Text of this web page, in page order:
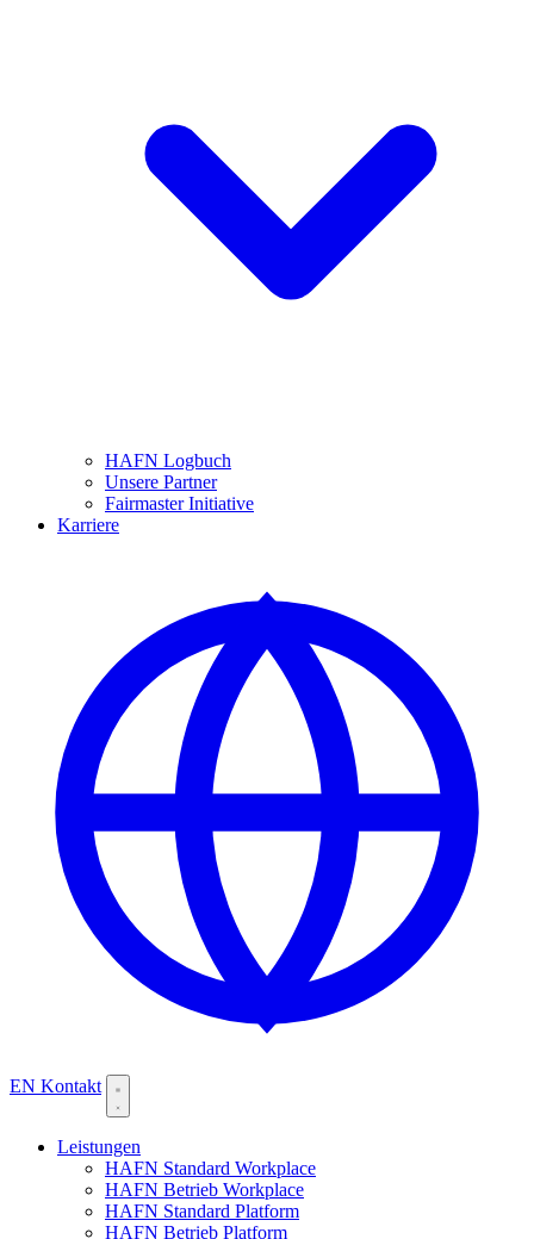
HAFN Logbuch
Unsere Partner
Fairmaster Initiative
Karriere
EN Kontakt
Leistungen
HAFN Standard Workplace
HAFN Betrieb Workplace
HAFN Standard Platform
HAFN Betrieb Platform